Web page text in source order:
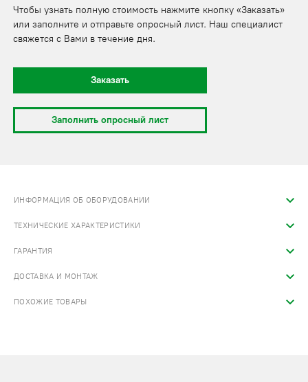
Чтобы узнать полную стоимость нажмите кнопку «Заказать»
или заполните и отправьте опросный лист. Наш специалист
свяжется с Вами в течение дня.
Заказать
Заполнить опросный лист
ИНФОРМАЦИЯ ОБ ОБОРУДОВАНИИ
ТЕХНИЧЕСКИЕ ХАРАКТЕРИСТИКИ
ГАРАНТИЯ
ДОСТАВКА И МОНТАЖ
ПОХОЖИЕ ТОВАРЫ